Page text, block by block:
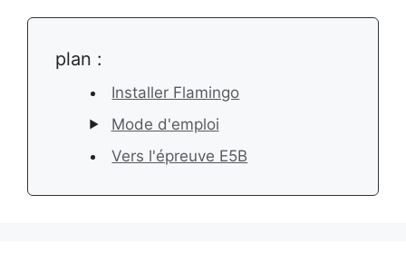
plan :
Installer Flamingo
Mode d'emploi
Vers l'épreuve E5B